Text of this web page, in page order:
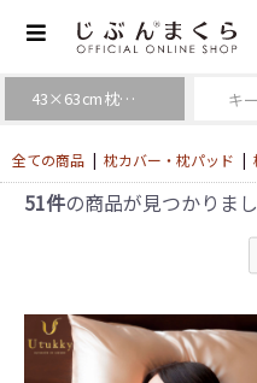
全ての商品 | 枕カバー・枕パッド |
51件の商品が見つかりま